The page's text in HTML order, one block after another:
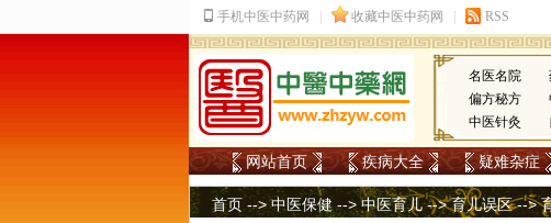
名医名院
偏方秘方
中医针灸
网站首页 疾病大全 疑难杂症
首页 -->中医保健 -->中医育儿-->育儿误区-->